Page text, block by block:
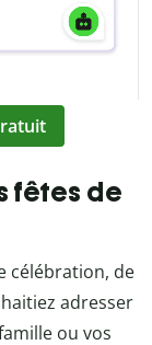
fêtes de
célébration, de
adresser
ou vos